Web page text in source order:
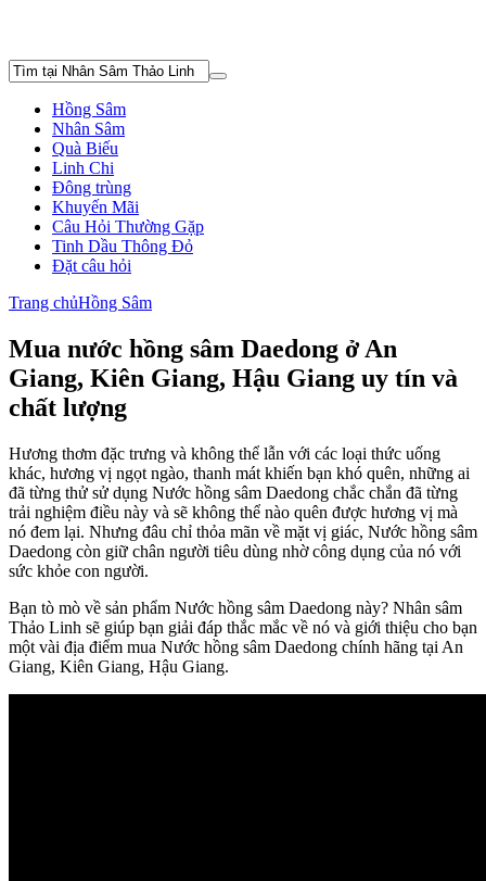
Hồng Sâm
Nhân Sâm
Quà Biếu
Linh Chi
Đông trùng
Khuyến Mãi
Câu Hỏi Thường Gặp
Tinh Dầu Thông Đỏ
Đặt câu hỏi
Trang chủHồng Sâm
Mua nước hồng sâm Daedong ở An
Giang, Kiên Giang, Hậu Giang uy tín và
chất lượng
Hương thơm đặc trưng và không thể lẫn với các loại thức uống
khác, hương vị ngọt ngào, thanh mát khiến bạn khó quên, những ai
đã từng thử sử dụng Nước hồng sâm Daedong chắc chắn đã từng
trải nghiệm điều này và sẽ không thể nào quên được hương vị mà
nó đem lại. Nhưng đâu chỉ thỏa mãn về mặt vị giác, Nước hồng sâm
Daedong còn giữ chân người tiêu dùng nhờ công dụng của nó với
sức khỏe con người.
Bạn tò mò về sản phẩm Nước hồng sâm Daedong này? Nhân sâm
Thảo Linh sẽ giúp bạn giải đáp thắc mắc về nó và giới thiệu cho bạn
một vài địa điểm mua Nước hồng sâm Daedong chính hãng tại An
Giang, Kiên Giang, Hậu Giang.